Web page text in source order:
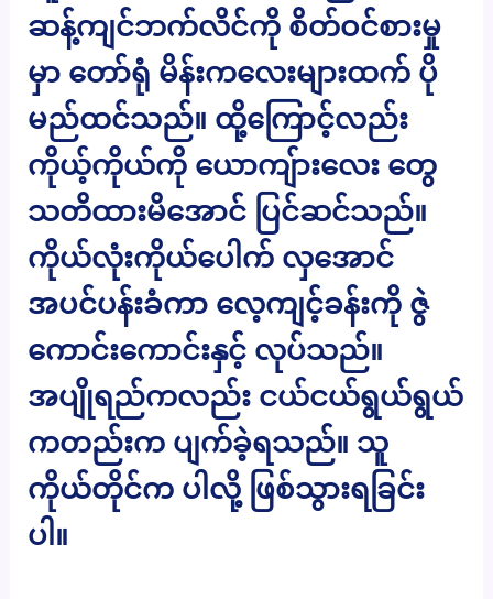
ဆန့်ကျင်ဘက်လိင်ကို စိတ်ဝင်စားမှု
မှာ တော်ရုံ မိန်းကလေးများထက် ပို
မည်ထင်သည်။ ထို့ကြောင့်လည်း
ကိုယ့်ကိုယ်ကို ယောကျ်ားလေး တွေ
သတိထားမိအောင် ပြင်ဆင်သည်။
ကိုယ်လုံးကိုယ်ပေါက် လှအောင်
အပင်ပန်းခံကာ လေ့ကျင့်ခန်းကို ဇွဲ
ကောင်းကောင်းနှင့် လုပ်သည်။
အပျိုရည်ကလည်း ငယ်ငယ်ရွယ်ရွယ်
ကတည်းက ပျက်ခဲ့ရသည်။ သူ
ကိုယ်တိုင်က ပါလို့ ဖြစ်သွားရခြင်း
ပါ။